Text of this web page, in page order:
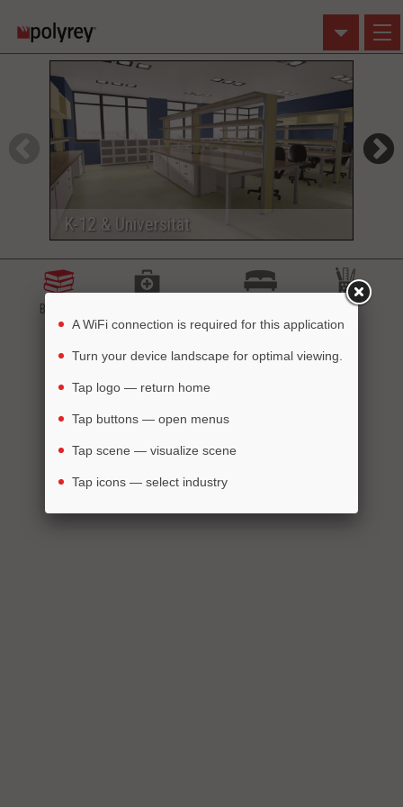
Klicken Sie auf ein Bild,
um es im Visualizer zu nutzen
K-12 & Universität
Bildung Büro
Wohn Einzelhandel
Dream it Build it
A WiFi connection is required for this application
Turn your device landscape for optimal viewing.
Tap logo — return home
Tap buttons — open menus
Tap scene — visualize scene
Tap icons — select industry